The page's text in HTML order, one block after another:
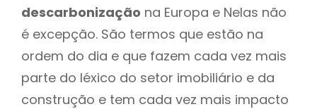
descarbonização na Europa e Nelas não
é excepção. São termos que estão na
ordem do dia e que fazem cada vez mais
parte do léxico do setor imobiliário e da
construção e tem cada vez mais impacto